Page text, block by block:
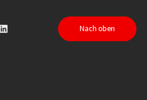
Instagram
auf TikTok
Sparkasse auf LinkedIn
Nach oben